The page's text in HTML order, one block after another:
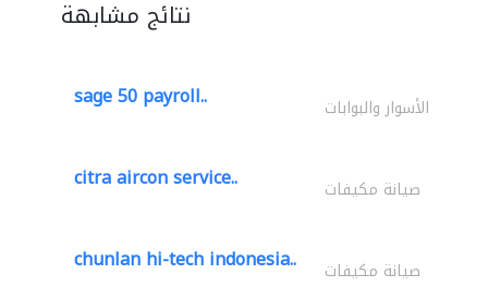
نتائج مشابهة
sage 50 payroll.. الأسوار والبوابات
citra aircon service.. صيانة مكيفات
chunlan hi-tech indonesia.. صيانة مكيفات